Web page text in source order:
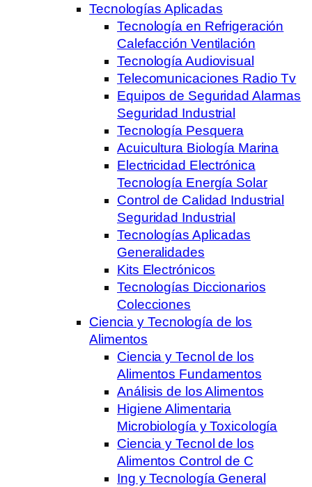
Tecnologías Aplicadas
Tecnología en Refrigeración
Calefacción Ventilación
Tecnología Audiovisual
Telecomunicaciones Radio Tv
Equipos de Seguridad Alarmas
Seguridad Industrial
Tecnología Pesquera
Acuicultura Biología Marina
Electricidad Electrónica
Tecnología Energía Solar
Control de Calidad Industrial
Seguridad Industrial
Tecnologías Aplicadas
Generalidades
Kits Electrónicos
Tecnologías Diccionarios
Colecciones
Ciencia y Tecnología de los
Alimentos
Ciencia y Tecnol de los
Alimentos Fundamentos
Análisis de los Alimentos
Higiene Alimentaria
Microbiología y Toxicología
Ciencia y Tecnol de los
Alimentos Control de C
Ing y Tecnología General